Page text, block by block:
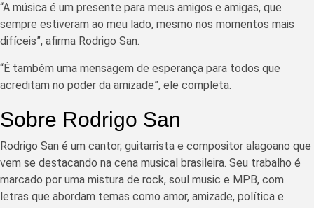
“A música é um presente para meus amigos e amigas, que
sempre estiveram ao meu lado, mesmo nos momentos mais
difíceis”, afirma Rodrigo San.
“É também uma mensagem de esperança para todos que
acreditam no poder da amizade”, ele completa.
Sobre Rodrigo San
Rodrigo San é um cantor, guitarrista e compositor alagoano que
vem se destacando na cena musical brasileira. Seu trabalho é
marcado por uma mistura de rock, soul music e MPB, com
letras que abordam temas como amor, amizade, política e